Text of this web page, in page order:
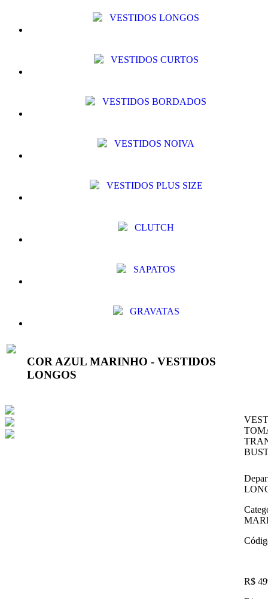
VESTIDOS LONGOS
VESTIDOS CURTOS
VESTIDOS BORDADOS
VESTIDOS NOIVA
VESTIDOS PLUS SIZE
CLUTCH
SAPATOS
GRAVATAS
COR AZUL MARINHO - VESTIDOS
LONGOS
R$